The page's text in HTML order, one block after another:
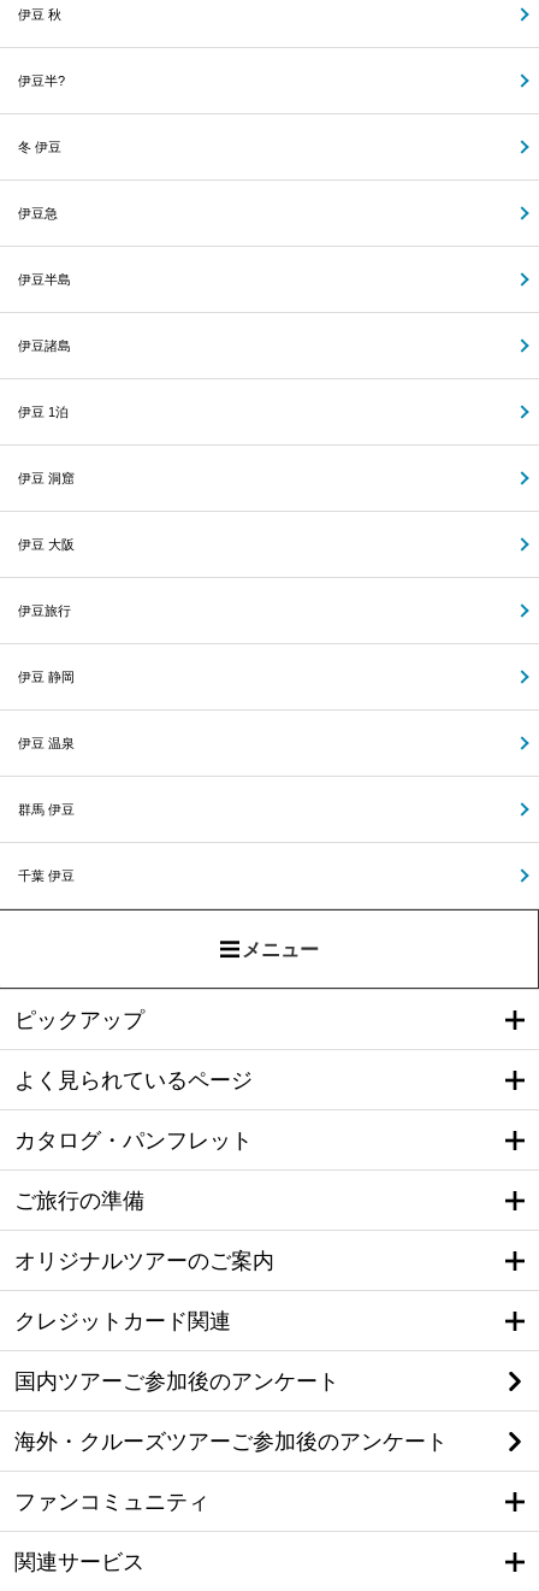
伊豆 秋
伊豆半?
冬 伊豆
伊豆急
伊豆半島
伊豆諸島
伊豆 1泊
伊豆 洞窟
伊豆 大阪
伊豆旅行
伊豆 静岡
伊豆 温泉
群馬 伊豆
千葉 伊豆
メニュー
ピックアップ
よく見られているページ
カタログ・パンフレット
ご旅行の準備
オリジナルツアーのご案内
クレジットカード関連
国内ツアーご参加後のアンケート
海外・クルーズツアーご参加後のアンケート
ファンコミュニティ
関連サービス